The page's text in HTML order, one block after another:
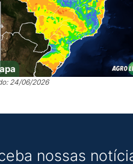
24/06/2026
nossas